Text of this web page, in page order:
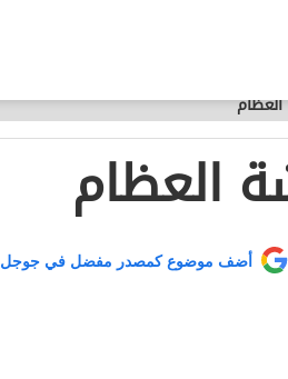
العظام
أضف موضوع كمصدر مفضل في جوجل